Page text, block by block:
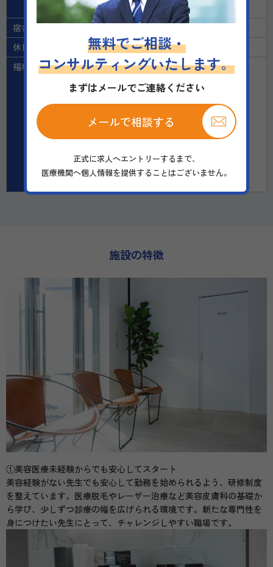
試用期間：無し
宿舎の提供
休日
固定休（日 木）
福利厚生
■ 社会保険完備
■ 業績賞与あり
■ 交通費支給
■ 制服貸与
■ 研修制度あり
■ 年末年始休暇
■ 年次有給休暇
施設の特徴
①美容医療未経験からでも安心してスタート
美容経験がない先生でも安心して勤務を始められるよう、研修制度
を整えています。医療脱毛やレーザー治療など美容皮膚科の基礎か
ら学び、少しずつ診療の幅を広げられる環境です。新たな専門性を
身につけたい先生にとって、チャレンジしやすい職場です。
無料でご相談・
コンサルティングいたします。
まずはメールでご連絡ください
メールで相談する
正式に求人へエントリーするまで、
医療機関へ個人情報を提供することはございません。